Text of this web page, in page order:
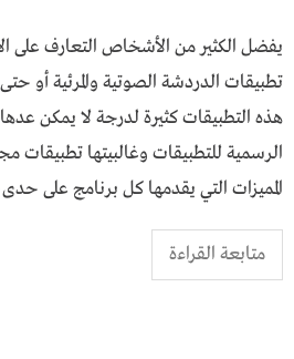
يفضل الكثير من الأشخاص التعارف على
تطبيقات الدردشة الصوتية والمرئية أو
هذه التطبيقات كثيرة لدرجة لا يمكن
الرسمية للتطبيقات وغالبيتها تطبيقات
المميزات التي يقدمها كل برنامج على
متابعة القراءة